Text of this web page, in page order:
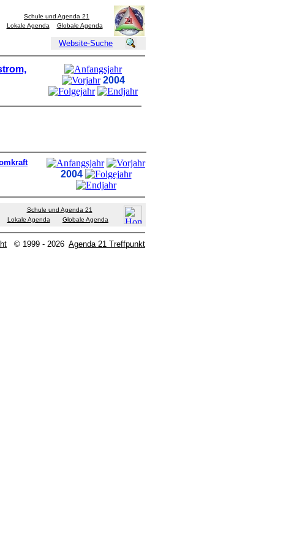
Schule und Agenda 21
Lokale Agenda
Globale Agenda
Website-Suche
2004
2004
Schule und Agenda 21
Lokale Agenda
Globale Agenda
© 1999 - 2026 Agenda 21 Treffpunkt